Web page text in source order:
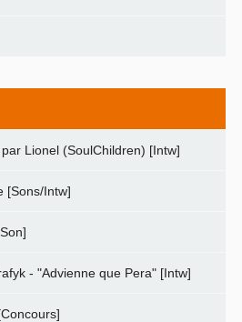
Lionel (SoulChildren) [Intw]
[Sons/Intw]
- "Advienne que Pera" [Intw]